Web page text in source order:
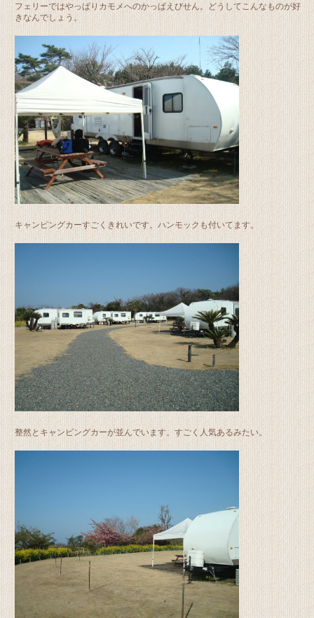
フェリーではやっぱりカモメへのかっぱえびせん。どうしてこんなものが好
きなんでしょう。
キャンピングカーすごくきれいです。ハンモックも付いてます。
整然とキャンピングカーが並んでいます。すごく人気あるみたい。